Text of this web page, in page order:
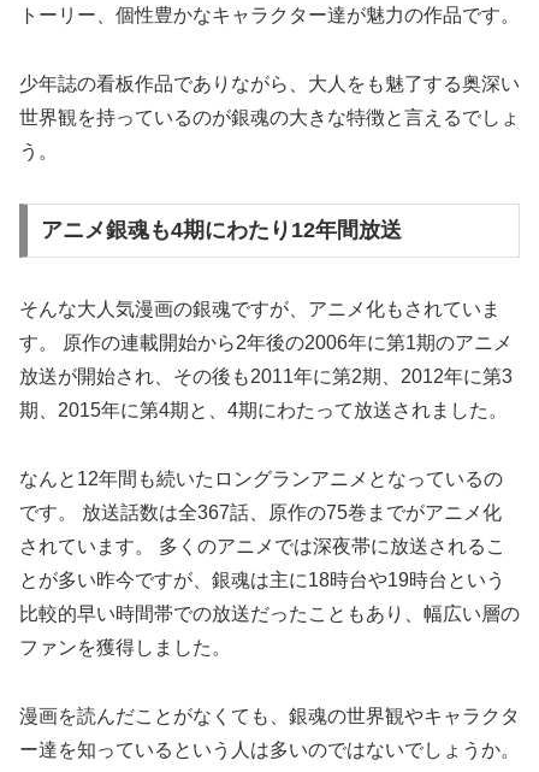
トーリー、個性豊かなキャラクター達が魅力の作品です。
少年誌の看板作品でありながら、大人をも魅了する奥深い
世界観を持っているのが銀魂の大きな特徴と言えるでしょ
う。
アニメ銀魂も4期にわたり12年間放送
そんな大人気漫画の銀魂ですが、アニメ化もされていま
す。 原作の連載開始から2年後の2006年に第1期のアニメ
放送が開始され、その後も2011年に第2期、2012年に第3
期、2015年に第4期と、4期にわたって放送されました。
なんと12年間も続いたロングランアニメとなっているの
です。 放送話数は全367話、原作の75巻までがアニメ化
されています。 多くのアニメでは深夜帯に放送されるこ
とが多い昨今ですが、銀魂は主に18時台や19時台という
比較的早い時間帯での放送だったこともあり、幅広い層の
ファンを獲得しました。
漫画を読んだことがなくても、銀魂の世界観やキャラクタ
ー達を知っているという人は多いのではないでしょうか。